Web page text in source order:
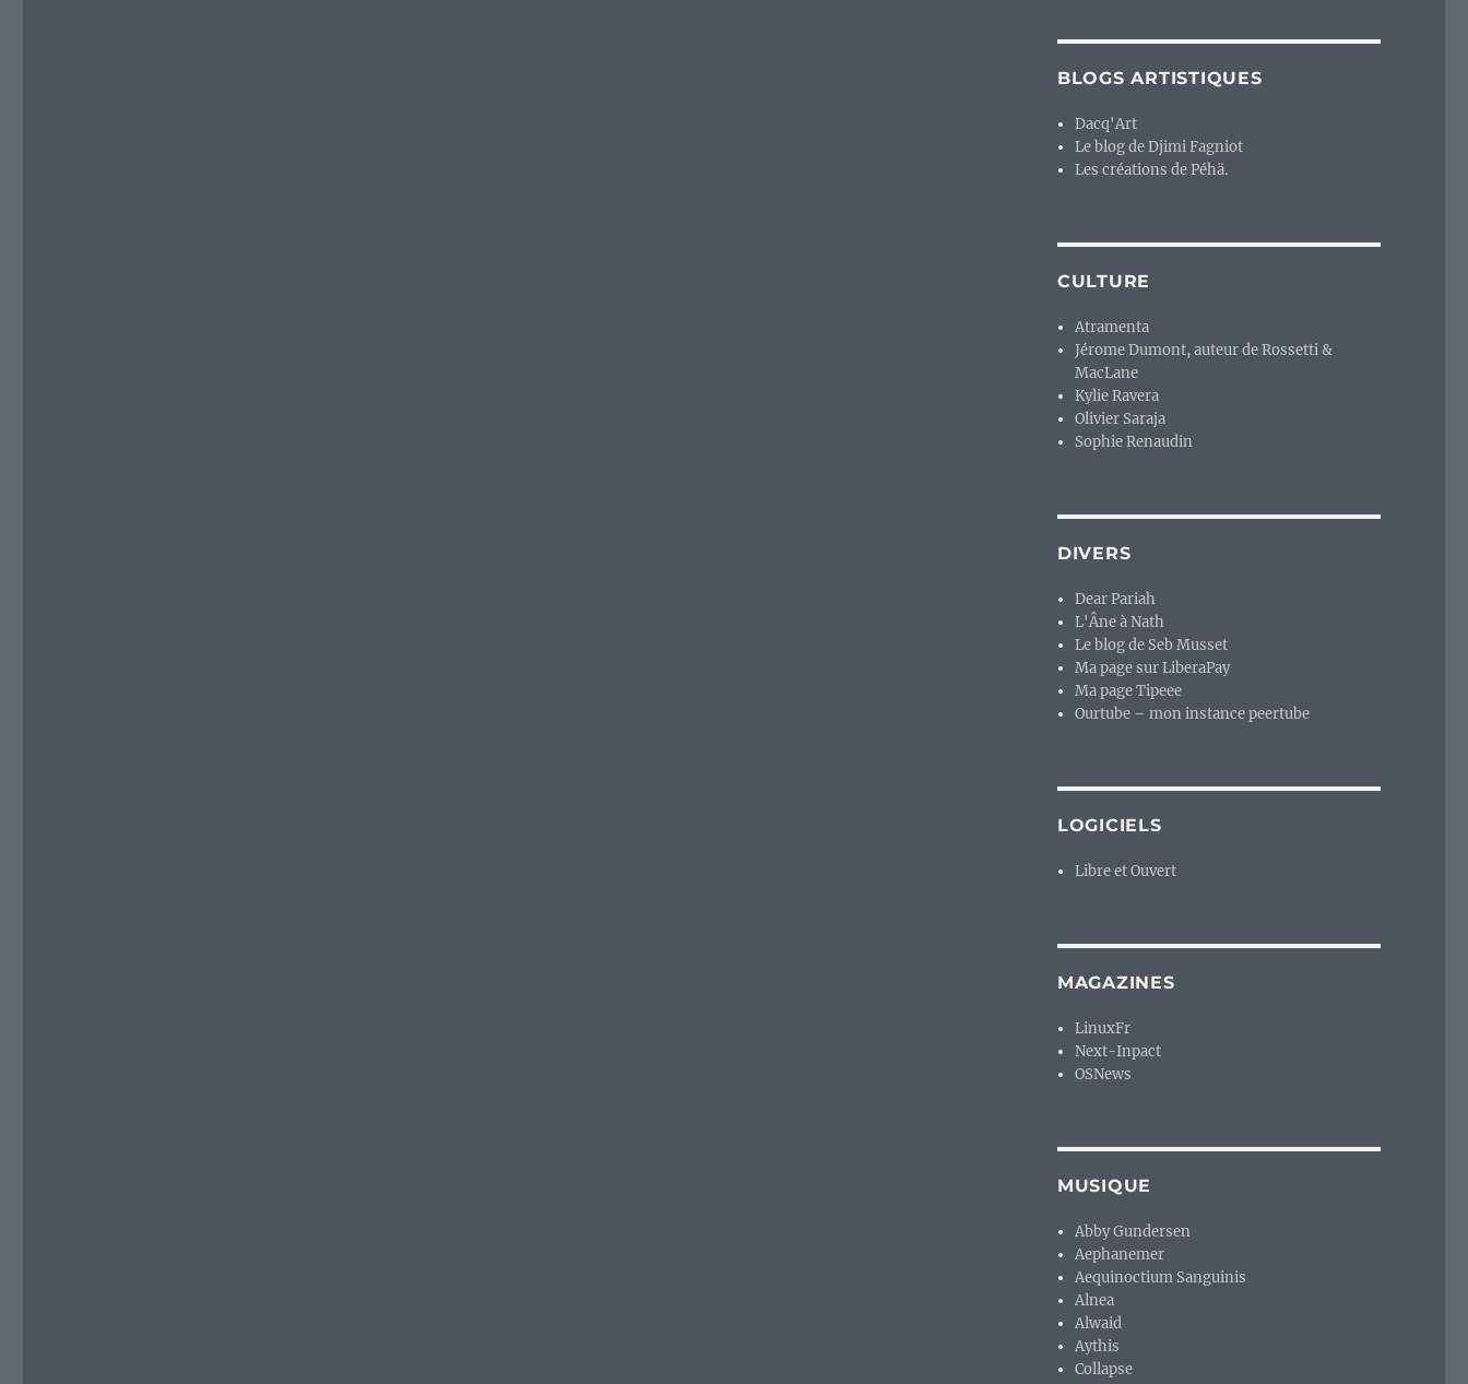
BLOGS ARTISTIQUES
Dacq'Art
Le blog de Djimi Fagniot
Les créations de Péhä.
CULTURE
Atramenta
Jérome Dumont, auteur de Rossetti &
MacLane
Kylie Ravera
Olivier Saraja
Sophie Renaudin
DIVERS
Dear Pariah
L'Âne à Nath
Le blog de Seb Musset
Ma page sur LiberaPay
Ma page Tipeee
Ourtube – mon instance peertube
LOGICIELS
Libre et Ouvert
MAGAZINES
LinuxFr
Next-Inpact
OSNews
MUSIQUE
Abby Gundersen
Aephanemer
Aequinoctium Sanguinis
Alnea
Alwaid
Aythis
Collapse